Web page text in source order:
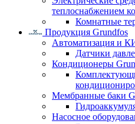
теплоснабжением
Комнатные
Продукция Grundfos
Автоматизация и
Датчики
Кондиционеры
Мембранные баки
Насосное